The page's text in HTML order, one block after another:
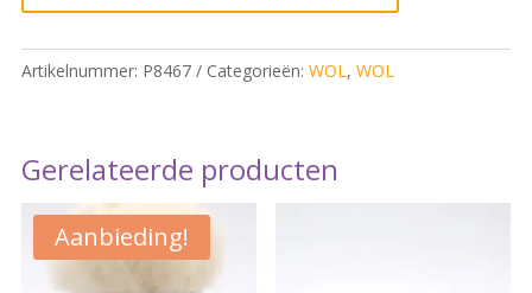
Artikelnummer: P8467 Categorieën: WOL , WOL
Gerelateerde producten
Aanbieding!